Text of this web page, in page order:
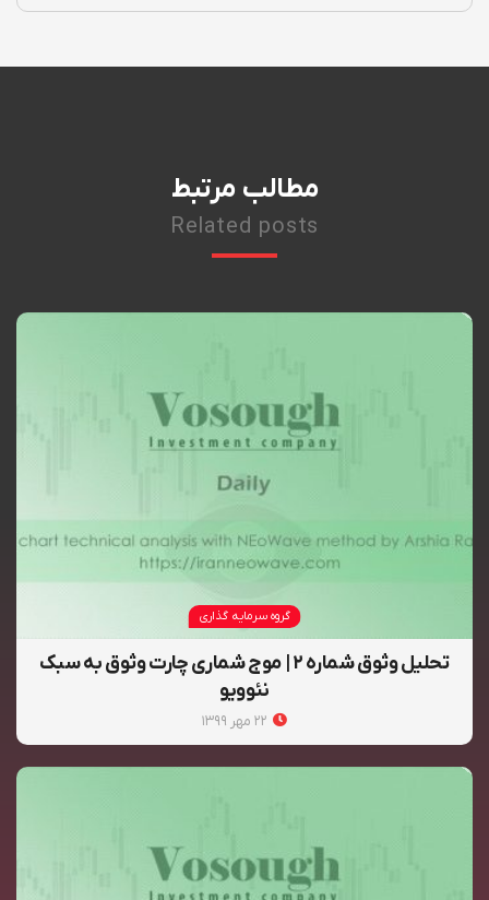
مطالب مرتبط
Related posts
گروه سرمایه گذاری
تحلیل وثوق شماره ۲ | موج شماری چارت وثوق به سبک
نئوویو